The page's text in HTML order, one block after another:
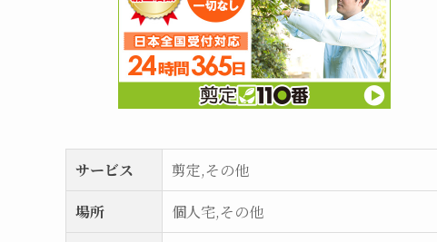
サービス
剪定,その他
場所
個人宅,その他